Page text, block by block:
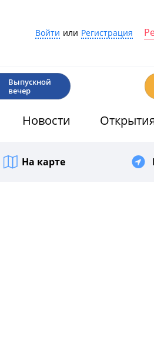
Войти или Регистрация
Выпускной
вечер
Новости
На карте